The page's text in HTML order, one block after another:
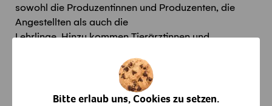
Bitte erlaub uns, Cookies zu setzen.
sowohl die Produzentinnen und Produzenten, die
Angestellten als auch die
Lehrlinge. Hinzu kommenTierärztinnen und
Labors, die unmittelbar mit der Produktion